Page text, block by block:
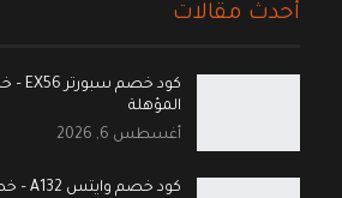
أحدث مقالات
المؤهلة
أغسطس 6, 2026